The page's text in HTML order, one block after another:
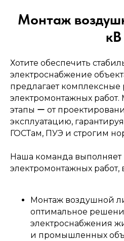
Монтаж
кВ
Хотите обеспечить
электроснабжение
предлагает
электромонтажных
этапы ー от
эксплуатацию,
ГОСТам, ПУЭ и строгим
Наша команда
электромонтажных работ,
Монтаж воздушной
оптимальное
электроснабжения
и промышленных
Электролаборатория
и пусконаладка
инженерных систем